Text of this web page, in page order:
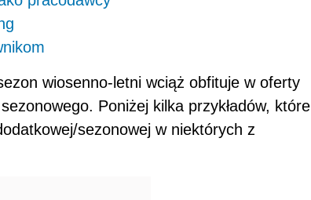
wiosenno-letni wciąż obfituje w oferty
Poniżej kilka przykładów, które
sezonowej w niektórych z